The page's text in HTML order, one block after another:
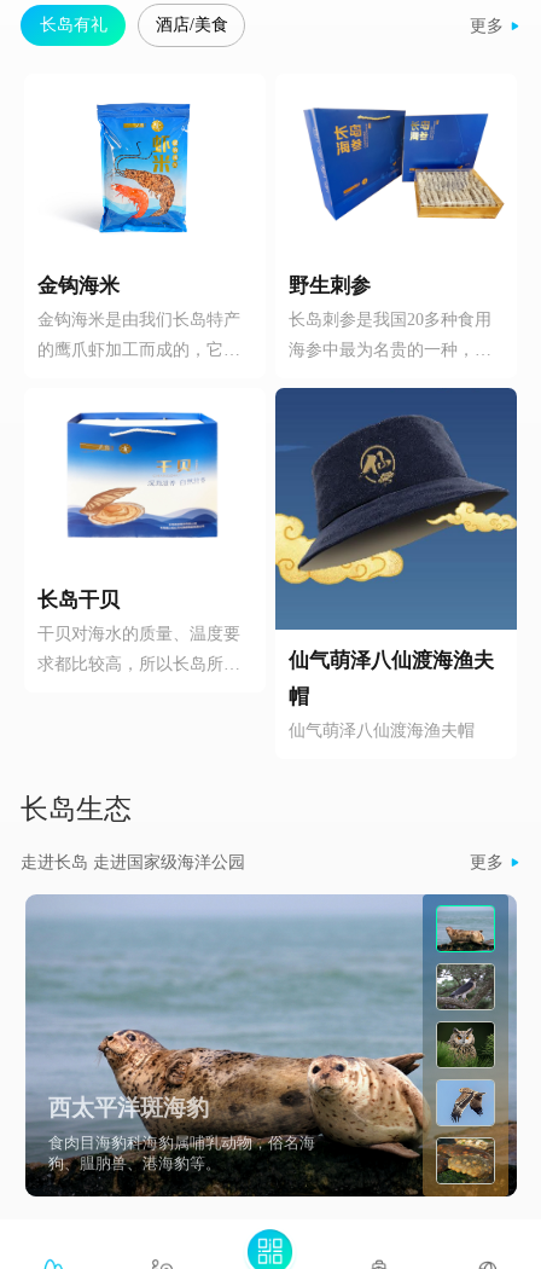
长岛有礼 酒店/美食 更多 
金钩海米
金钩海米是由我们长岛特产
的鹰爪虾加工而成的，它含
素等多种对人体有益的成
分，而它含有的天然虾青素
是世界上最强的天然抗氧化
剂，它能保护皮肤健康、促
进毛发生长、抗衰老、缓解
老人、孕妇尤有益补的功
效。它的做法也简单：炒
菜、调馅儿只要你能做出来
长岛干贝
干贝对海水的质量、温度要
求都比较高，所以长岛所出
种营养元素和维生素，特别
病等疾病的人群食用。它的
鲜美的味道呈现的淋漓尽
致，还可以蒸蛋糕，凉拌等
等，哪怕是直接吃都是非常
鲜美的。
野生刺参
长岛刺参是我国20多种食用
海参中最为名贵的一种，我
由岛的刺参。我们的海参都
是选用车由岛4-6年的野生刺
参，而且加工手法最大限度
的保留了海参的营养成分。
因为生长周期长，它的肉质
就肥厚，蛋白质中氨基酸的
参。长岛刺参不论男女老
少，还是术后、产妇、哺乳
期和亚健康人群都是最好的
补品。
仙气萌泽八仙渡海渔夫
帽
仙气萌泽八仙渡海渔夫帽
长岛生态
走进长岛 走进国家级海洋公园 更多 
西太平洋斑海豹
食肉目海豹科海豹属哺乳动物，俗名海
狗、腽肭兽、港海豹等。